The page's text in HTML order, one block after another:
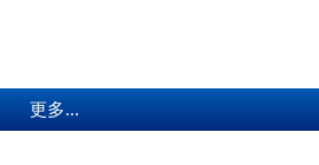
更多...